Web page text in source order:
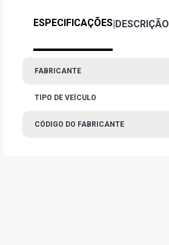
ESPECIFICAÇÕES|DESCRIÇÃO
FABRICANTE
TIPO DE VEÍCULO
CÓDIGO DO FABRICANTE